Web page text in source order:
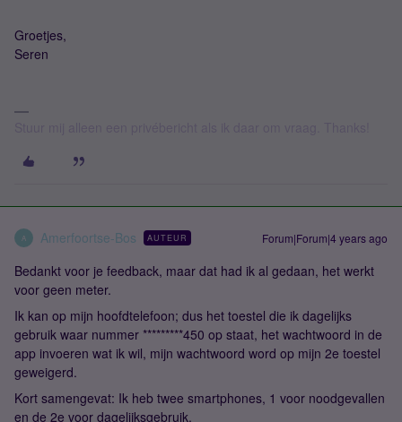
Groetjes,
Seren
A Amerfoortse-Bos AUTEUR Forum|Forum|4 years ago
Bedankt voor je feedback, maar dat had ik al gedaan, het werkt
voor geen meter.
Ik kan op mijn hoofdtelefoon; dus het toestel die ik dagelijks
gebruik waar nummer *********450 op staat, het wachtwoord in de
app invoeren wat ik wil, mijn wachtwoord word op mijn 2e toestel
geweigerd.
Kort samengevat: Ik heb twee smartphones, 1 voor noodgevallen
en de 2e voor dagelijksgebruik.